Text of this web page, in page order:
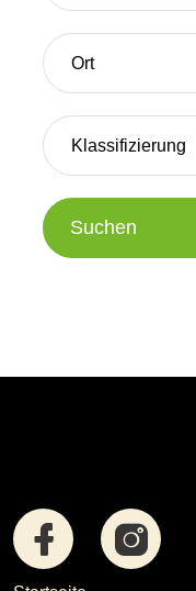
Suchen